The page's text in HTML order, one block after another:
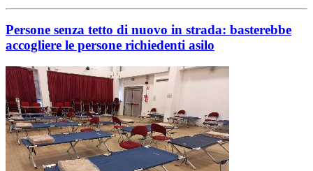
Persone senza tetto di nuovo in strada: basterebbe
accogliere le persone richiedenti asilo